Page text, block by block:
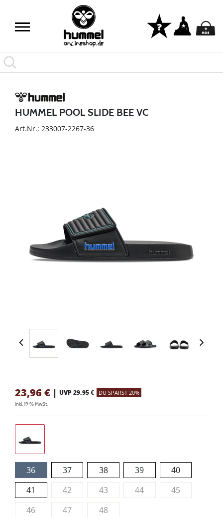
HUMMEL POOL SLIDE BEE VC
Art.Nr.: 233007-2267-36
23,96 € | UVP 29,95 € DU SPARST 20%
inkl. 19 % MwSt.
36 37 38 39
40
41
42 43 44
45
46
47 48